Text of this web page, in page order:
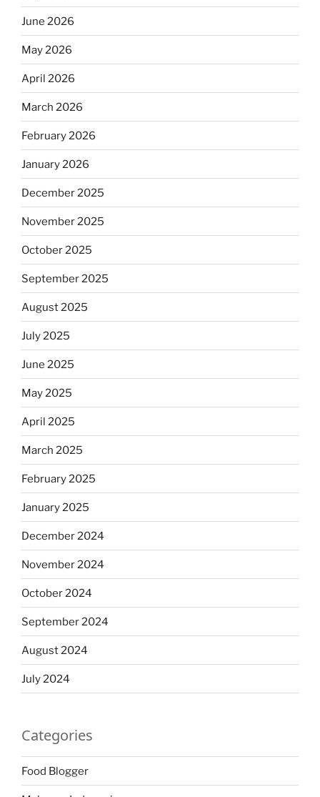
June 2026
May 2026
April 2026
March 2026
February 2026
January 2026
December 2025
November 2025
October 2025
September 2025
August 2025
July 2025
June 2025
May 2025
April 2025
March 2025
February 2025
January 2025
December 2024
November 2024
October 2024
September 2024
August 2024
July 2024
Categories
Food Blogger